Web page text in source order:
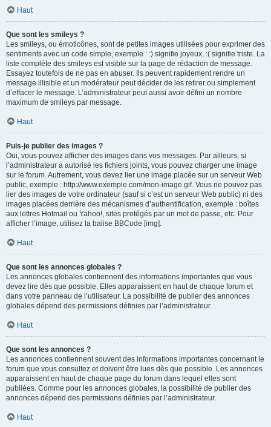
Haut
Que sont les smileys ?
Les smileys, ou émoticônes, sont de petites images utilisées pour exprimer des
sentiments avec un code simple, exemple : :) signifie joyeux, :( signifie triste. La
liste complète des smileys est visible sur la page de rédaction de message.
Essayez toutefois de ne pas en abuser. Ils peuvent rapidement rendre un
message illisible et un modérateur peut décider de les retirer ou simplement
d’effacer le message. L’administrateur peut aussi avoir défini un nombre
maximum de smileys par message.
Haut
Puis-je publier des images ?
Oui, vous pouvez afficher des images dans vos messages. Par ailleurs, si
l’administrateur a autorisé les fichiers joints, vous pouvez charger une image
sur le forum. Autrement, vous devez lier une image placée sur un serveur Web
public, exemple : http://www.exemple.com/mon-image.gif. Vous ne pouvez pas
lier des images de votre ordinateur (sauf si c’est un serveur Web public) ni des
images placées derrière des mécanismes d’authentification, exemple : boîtes
aux lettres Hotmail ou Yahoo!, sites protégés par un mot de passe, etc. Pour
afficher l’image, utilisez la balise BBCode [img].
Haut
Que sont les annonces globales ?
Les annonces globales contiennent des informations importantes que vous
devez lire dès que possible. Elles apparaissent en haut de chaque forum et
dans votre panneau de l’utilisateur. La possibilité de publier des annonces
globales dépend des permissions définies par l’administrateur.
Haut
Que sont les annonces ?
Les annonces contiennent souvent des informations importantes concernant le
forum que vous consultez et doivent être lues dès que possible. Les annonces
apparaissent en haut de chaque page du forum dans lequel elles sont
publiées. Comme pour les annonces globales, la possibilité de publier des
annonces dépend des permissions définies par l’administrateur.
Haut